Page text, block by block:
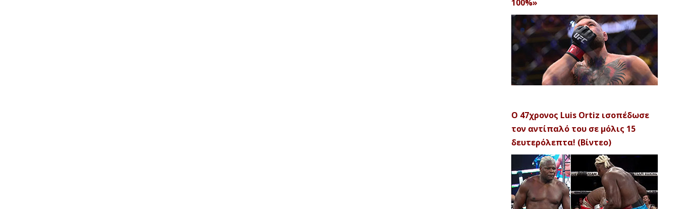
100%»
Ο 47χρονος Luis Ortiz ισοπέδωσε
τον αντίπαλό του σε μόλις 15
δευτερόλεπτα! (Βίντεο)